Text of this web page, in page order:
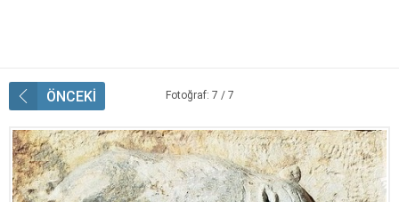
ÖNCEKİ Fotoğraf: 7 / 7